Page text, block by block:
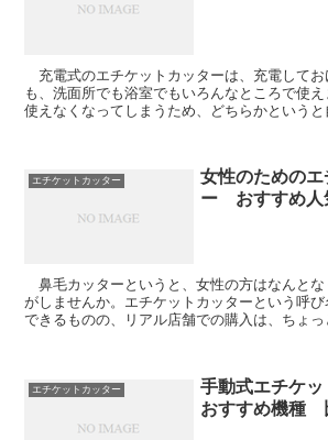
充電式のエチケットカッターは、充電して
も、洗面所でも浴室でもいろんなところで使
使えなくなってしまうため、どちらかというと
エチケットカッター
女性のための
ー おすすめ
鼻毛カッターというと、女性の方はなんとな
がしませんか。エチケットカッターという呼
できるものの、リアル店舗での購入は、ちょっ
エチケットカッター
手動式エチケ
おすすめ機種